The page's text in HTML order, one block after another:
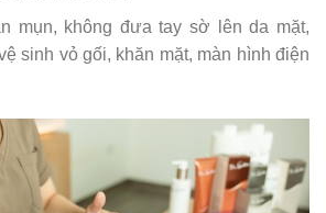
mụn, không đưa tay sờ lên da mặt,
sinh vỏ gối, khăn mặt, màn hình điện